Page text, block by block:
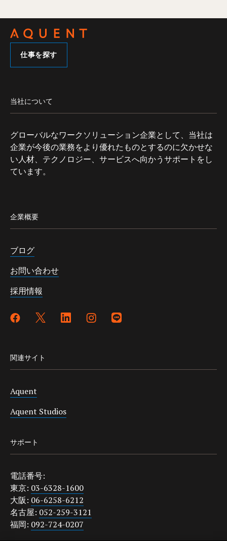
仕事を探す
当社について
グローバルなワークソリューション企業として、当社は
企業が今後の業務をより優れたものとするのに欠かせな
い人材、テクノロジー、サービスへ向かうサポートをし
ています。
企業概要
ブログ
お問い合わせ
採用情報
関連サイト
Aquent
Aquent Studios
サポート
電話番号:
東京: 03-6328-1600
大阪: 06-6258-6212
名古屋: 052-259-3121
福岡: 092-724-0207